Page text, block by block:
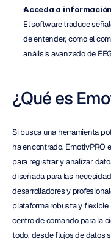
Acceda a
El software traduce
de entender, como el
análisis avanzado de
¿Qué es
Si busca una herramienta
ha encontrado. EmotivPRO
para registrar y analizar
diseñada para las
desarrolladores y
plataforma robusta y
centro de comando para la
todo, desde flujos de datos